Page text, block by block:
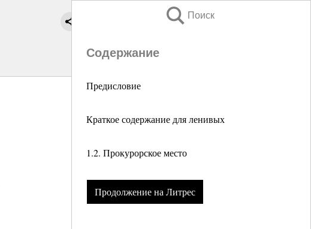
Поиск
Содержание
Предисловие
Краткое содержание для ленивых
1.2. Прокурорское место
Продолжение на Литрес